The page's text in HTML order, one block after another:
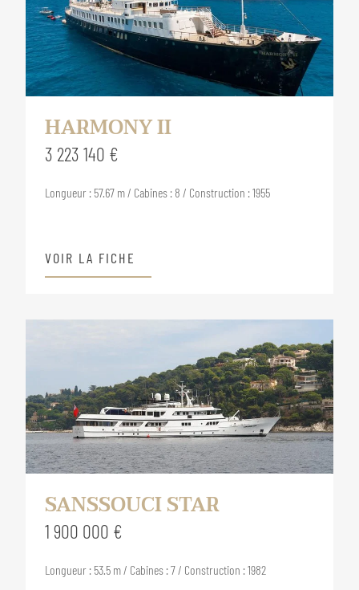
HARMONY II
3 223 140 €
Longueur : 57.67 m / Cabines : 8 / Construction : 1955
VOIR LA FICHE
SANSSOUCI STAR
1 900 000 €
Longueur : 53.5 m / Cabines : 7 / Construction : 1982